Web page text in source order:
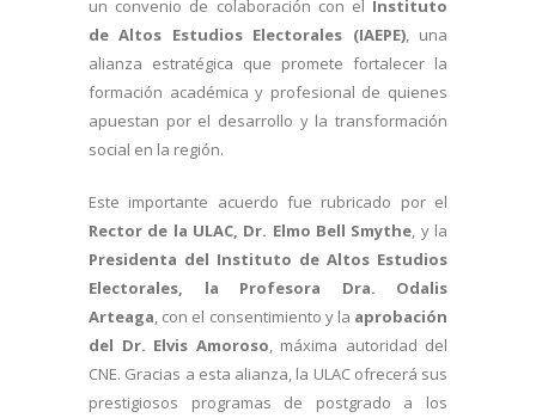
un convenio de colaboración con el Instituto
de Altos Estudios Electorales (IAEPE), una
alianza estratégica que promete fortalecer la
formación académica y profesional de quienes
apuestan por el desarrollo y la transformación
social en la región.
Este importante acuerdo fue rubricado por el
Rector de la ULAC, Dr. Elmo Bell Smythe, y la
Presidenta del Instituto de Altos Estudios
Electorales, la Profesora Dra. Odalis
Arteaga, con el consentimiento y la aprobación
del Dr. Elvis Amoroso, máxima autoridad del
CNE. Gracias a esta alianza, la ULAC ofrecerá sus
prestigiosos programas de postgrado a los